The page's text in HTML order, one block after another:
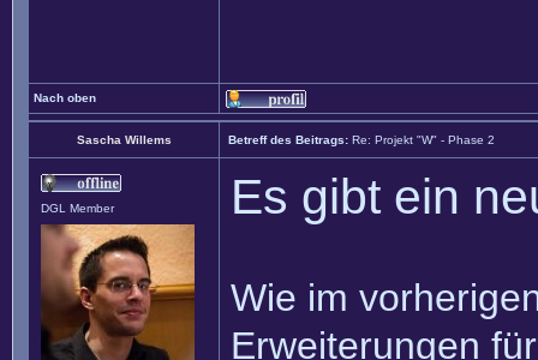
Nach oben
Sascha Willems Betreff des Beitrags: Re: Projekt "W" - Phase 2
DGL Member Es gibt ein
Wie im
Erweiterungen